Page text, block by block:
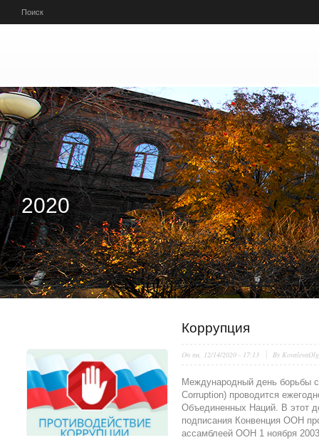
Поиск
2020
Коррупция
On пн, 12/14/2020 - 17:13 By
Международный день борьбы
Corruption) проводится
Объединенных Наций. В этот
подписания Конвенция ООН
ассамблеей ООН 1 ноября